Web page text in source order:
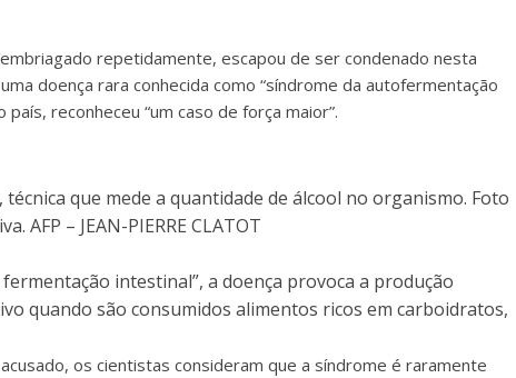
repetidamente, escapou de ser condenado nesta
doença rara conhecida como “síndrome da autofermentação
reconheceu “um caso de força maior”.
que mede a quantidade de álcool no organismo. Foto
AFP – JEAN-PIERRE CLATOT
intestinal”, a doença provoca a produção
quando são consumidos alimentos ricos em carboidratos,
os cientistas consideram que a síndrome é raramente